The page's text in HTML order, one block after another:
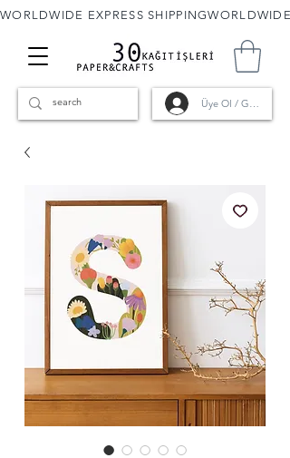
WORLDWIDE EXPRESS SHIPPING
Üye Ol / Giriş